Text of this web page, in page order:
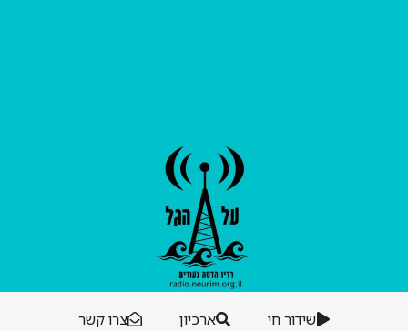
שידור חי ארכיון צרו קשר